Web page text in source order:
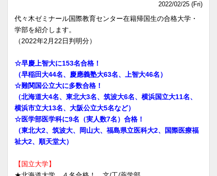
2022/02/25 (Fri)
代々木ゼミナール国際教育センター在籍帰国生の合格大学・
学部を紹介します。
（2022年2月22日判明分）
☆早慶上智大に153名合格！
（早稲田大44名、慶應義塾大63名、上智大46名）
☆難関国公立大に多数合格！
（北海道大4名、東北大3名、筑波大6名、横浜国立大11名、
横浜市立大13名、大阪公立大5名など）
☆医学部医学科に9名（実人数7名）合格！
（東北大2、筑波大、岡山大、福島県立医科大2、国際医療福
祉大2、順天堂大）
【国立大学】